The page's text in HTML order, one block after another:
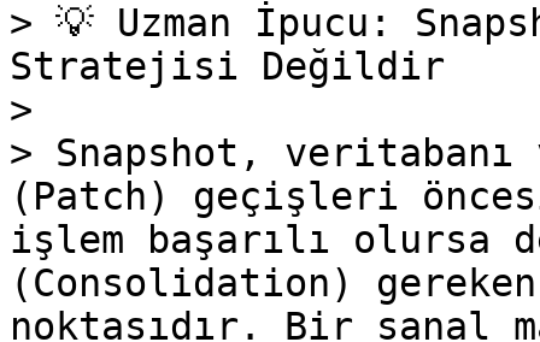
> 💡 Uzman İpucu:
Stratejisi Değildir
>
> Snapshot,
(Patch) geçişleri
işlem başarılı olursa
(Consolidation)
noktasıdır. Bir sanal